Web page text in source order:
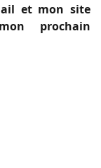
et mon site
prochain